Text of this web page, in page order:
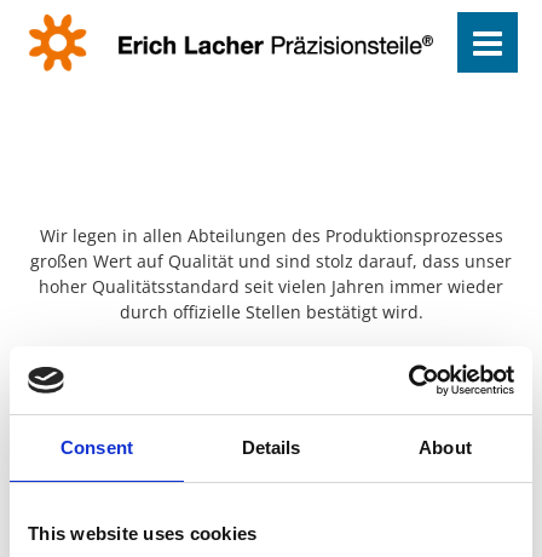
Consent Details About
This website uses cookies
Wir legen in allen Abteilungen des Produktionsprozesses
großen Wert auf Qualität und sind stolz darauf, dass unser
hoher Qualitätsstandard seit vielen Jahren immer wieder
durch offizielle Stellen bestätigt wird.
ISO 9001
Darauf können Sie sich verlassen